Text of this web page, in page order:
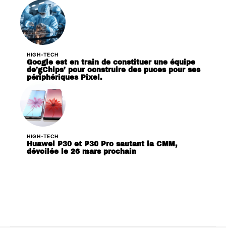
HIGH-TECH
Google est en train de constituer une équipe
de’gChips’ pour construire des puces pour ses
périphériques Pixel.
HIGH-TECH
Huawei P30 et P30 Pro sautant la CMM,
dévoilée le 26 mars prochain